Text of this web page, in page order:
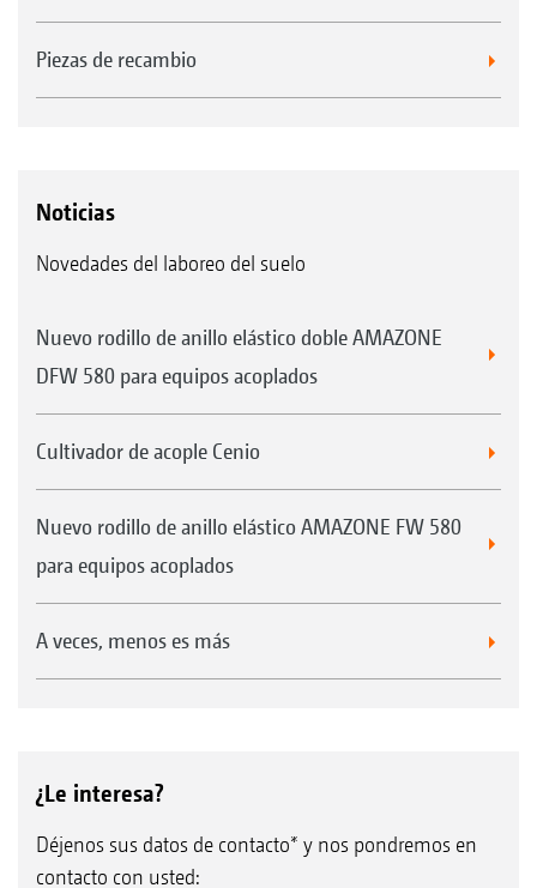
Piezas de recambio
Noticias
Novedades del laboreo del suelo
Nuevo rodillo de anillo elástico doble AMAZONE
DFW 580 para equipos acoplados
Cultivador de acople Cenio
Nuevo rodillo de anillo elástico AMAZONE FW 580
para equipos acoplados
A veces, menos es más
¿Le interesa?
Déjenos sus datos de contacto* y nos pondremos en
contacto con usted: